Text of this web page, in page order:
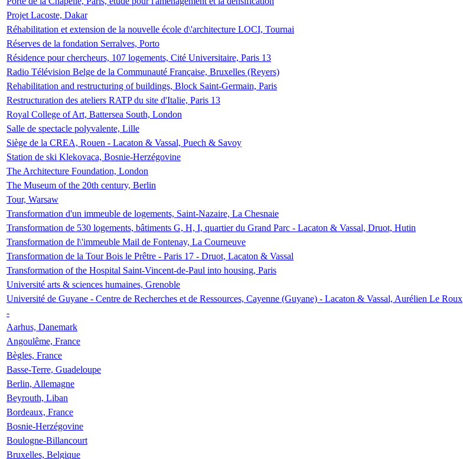
Projet Lacoste, Dakar
Réhabilitation et extension de la nouvelle école d\'architecture LOCI, Tournai
Réserves de la fondation Serralves, Porto
Résidence pour chercheurs, 107 logements, Cité Universitaire, Paris 13
Radio Télévision Belge de la Communauté Française, Bruxelles (Reyers)
Rehabilitation and restructuring of buildings, Block Saint-Germain, Paris
Restructuration des ateliers RATP du site d'Italie, Paris 13
Royal College of Art, Battersea South, London
Salle de spectacle polyvalente, Lille
Siège de la CREA, Rouen - Lacaton & Vassal, Puech & Savoy
Station de ski Klekovaca, Bosnie-Herzégovine
The Architecture Foundation, London
The Museum of the 20th century, Berlin
Tour, Warsaw
Transformation d'un immeuble de logements, Saint-Nazaire, La Chesnaie
Transformation de 530 logements, bâtiments G, H, I, quartier du Grand Parc - Lacaton & Vassal, Druot, Hutin
Transformation de l\'immeuble Mail de Fontenay, La Courneuve
Transformation de la Tour Bois le Prêtre - Paris 17 - Druot, Lacaton & Vassal
Transformation of the Hospital Saint-Vincent-de-Paul into housing, Paris
Université arts & sciences humaines, Grenoble
Université de Guyane - Centre de Recherches et de Ressources, Cayenne (Guyane) - Lacaton & Vassal, Aurélien Le Roux
-
Aarhus, Danemark
Angoulême, France
Bègles, France
Basse-Terre, Guadeloupe
Berlin, Allemagne
Beyrouth, Liban
Bordeaux, France
Bosnie-Herzégovine
Boulogne-Billancourt
Bruxelles, Belgique